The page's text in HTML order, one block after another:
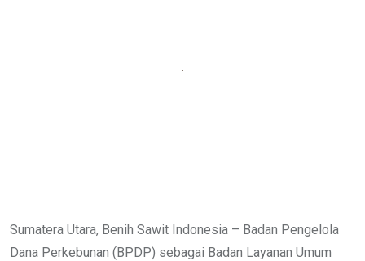
Sumatera Utara, Benih Sawit Indonesia – Badan Pengelola
Dana Perkebunan (BPDP) sebagai Badan Layanan Umum